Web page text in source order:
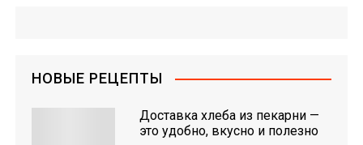
НОВЫЕ РЕЦЕПТЫ
Доставка хлеба из пекарни —
это удобно, вкусно и полезно